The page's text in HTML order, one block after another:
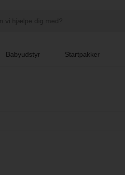
Babyudstyr Startpakker